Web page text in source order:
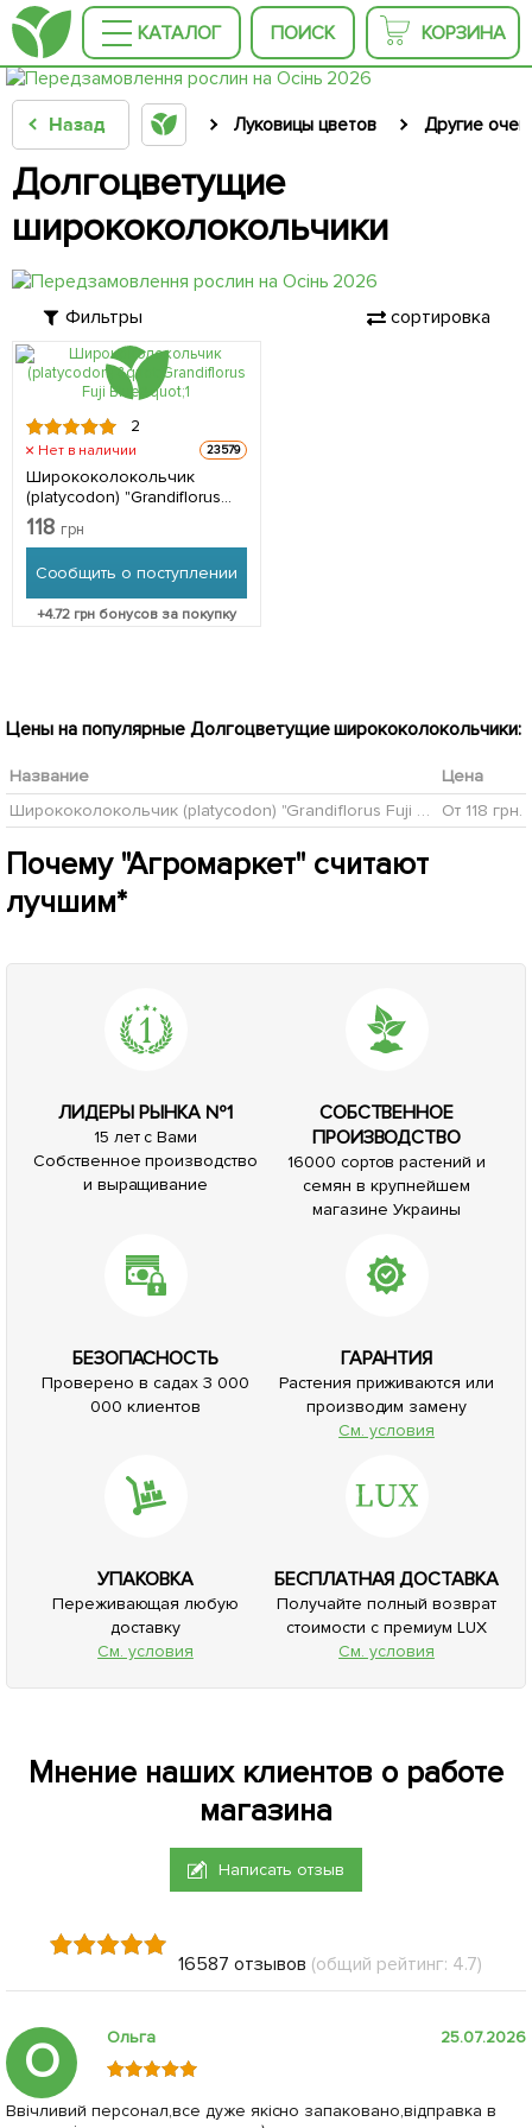
КАТАЛОГ ПОИСК КОРЗИНА
Назад Луковицы цветов Другие
Долгоцветущие
ширококолокольчики
Фильтры сортировка
2
Нет в наличии 23579
Ширококолокольчик
(platycodon) "Grandiflorus
Fuji Blue" 1 саженец в
упаковке
118 грн
Сообщить о поступлении
+4.72 грн бонусов за покупку
Цены на популярные Долгоцветущие ширококолокольчики:
Название
Цена
Ширококолокольчик (platycodon) "Grandiflorus Fuji Blue"
От 118 грн.
Почему "Агромаркет" считают
лучшим*
ЛИДЕРЫ РЫНКА №1
15 лет с Вами
Собственное производство
и выращивание
СОБСТВЕННОЕ
ПРОИЗВОДСТВО
16000 сортов растений и
семян в крупнейшем
магазине Украины
БЕЗОПАСНОСТЬ
Проверено в садах 3 000
000 клиентов
ГАРАНТИЯ
Растения приживаются или
производим замену
См. условия
УПАКОВКА
Переживающая любую
доставку
См. условия
БЕСПЛАТНАЯ ДОСТАВКА
Получайте полный возврат
стоимости с премиум LUX
См. условия
Мнение наших клиентов о работе
магазина
Написать отзыв
16587 отзывов (общий рейтинг: 4.7)
О Ольга 25.07.2026
Ввічливий персонал,все дуже якісно запаковано,відправка в